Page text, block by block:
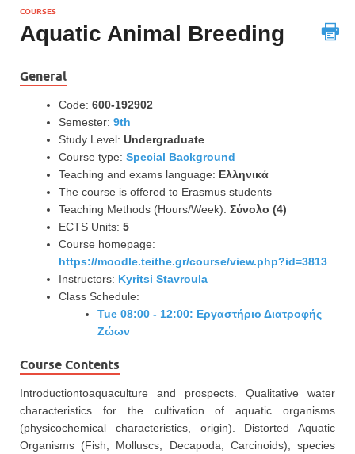
COURSES
Aquatic Animal Breeding
General
Code: 600-192902
Semester: 9th
Study Level: Undergraduate
Course type: Special Background
Teaching and exams language: Ελληνικά
The course is offered to Erasmus students
Teaching Methods (Hours/Week): Σύνολο (4)
ECTS Units: 5
Course homepage:
https://moodle.teithe.gr/course/view.php?id=3813
Instructors: Kyritsi Stavroula
Class Schedule:
Tue 08:00 - 12:00: Εργαστήριο Διατροφής
Ζώων
Course Contents
Introductiontoaquaculture and prospects. Qualitative water
characteristics for the cultivation of aquatic organisms
(physicochemical characteristics, origin). Distorted Aquatic
Organisms (Fish, Molluscs, Decapoda, Carcinoids), species